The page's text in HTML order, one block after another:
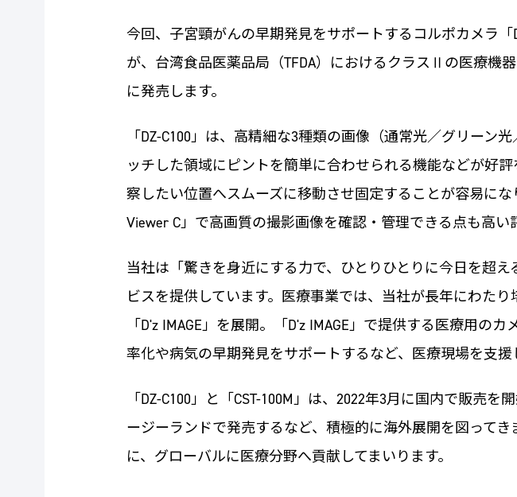
今回、子宮頸がんの早期発見をサポートするコルポカメラ「
が、 台湾食品医薬品局（TFDA）におけるクラスⅡの医療機
に発売します。
「DZ-C100」は、高精細な3種類の画像（通常光／グリー
ッチした領域にピントを簡単に合わせられる機能などが好
察したい位置へスムーズに移動させ固定することが容易に
Viewer C」で高画質の撮影画像を確認・管理できる点も高い
当社は「驚きを身近にする力で、ひとりひとりに今日を超
ビスを提供しています。医療事業では、当社が長年にわた
「D'z IMAGE」を展開。「D'z IMAGE」で提供する医療用
率化や病気の早期発見をサポートするなど、医療現場を支援
「DZ-C100」と「CST-100M」は、2022年3月に国内で販売
ージーランドで発売するなど、積極的に海外展開を図って
に、グローバルに医療分野へ貢献してまいります。